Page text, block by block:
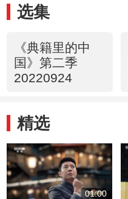
选集
《典籍里的中
国》第二季
20220924
精选
01:00